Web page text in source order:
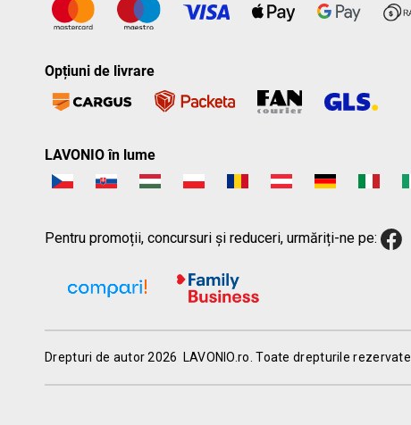
Opțiuni de livrare
LAVONIO în lume
Pentru promoții, concursuri și reduceri, urmăriți-ne pe:
Drepturi de autor 2026 LAVONIO.ro . Toate drepturile rezervate.